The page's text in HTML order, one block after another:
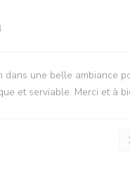
dans une belle ambiance
et serviable. Merci et à